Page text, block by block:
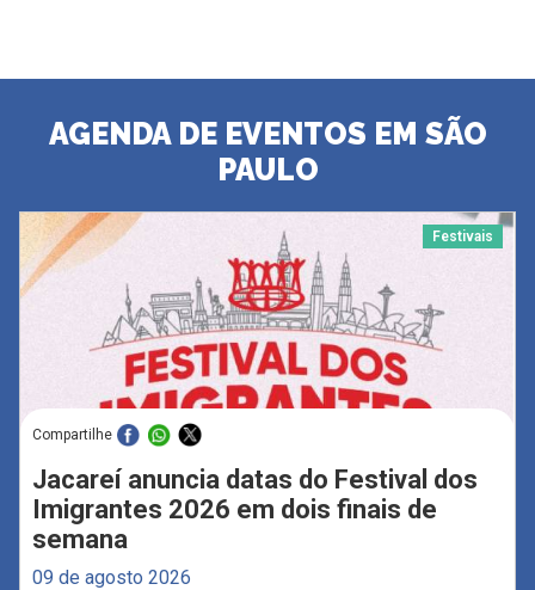
AGENDA DE EVENTOS EM SÃO
PAULO
Festivais
Compartilhe
Jacareí anuncia datas do Festival dos
Imigrantes 2026 em dois finais de
semana
09 de agosto 2026